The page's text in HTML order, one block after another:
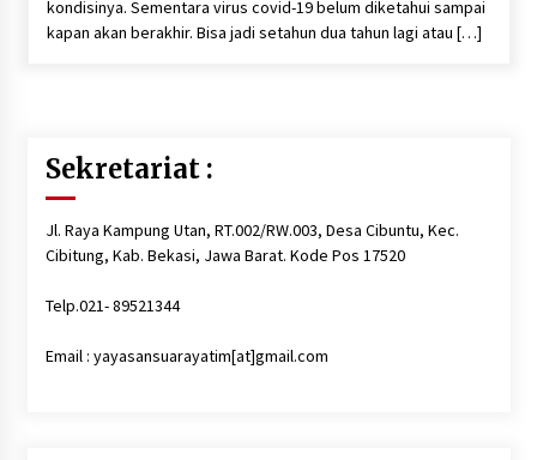
5 tahun ago
6 tahun ago
6 tahun ago
kondisinya. Sementara virus covid-19 belum diketahui sampai
kapan akan berakhir. Bisa jadi setahun dua tahun lagi atau […]
Sekretariat :
Jl. Raya Kampung Utan, RT.002/RW.003, Desa Cibuntu, Kec.
Cibitung, Kab. Bekasi, Jawa Barat. Kode Pos 17520
Telp.021- 89521344
Email : yayasansuarayatim[at]gmail.com